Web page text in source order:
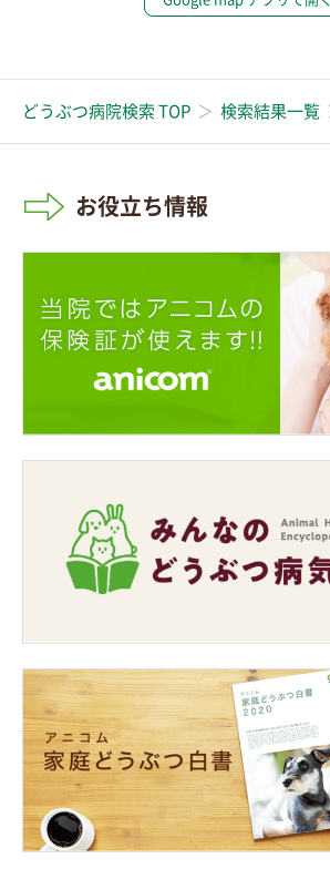
どうぶつ病院検索 TOP 検索結果一覧
お役立ち情報